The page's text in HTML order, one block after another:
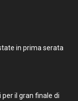
in prima serata
il gran finale di